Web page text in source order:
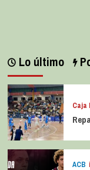
Lo último
Caja
ACB